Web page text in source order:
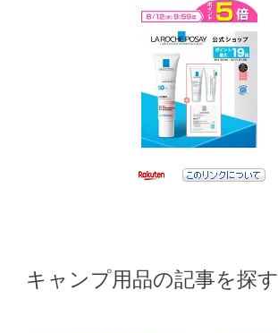
キャンプ用品の記事を探す